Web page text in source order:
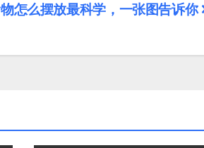
怎么摆放最科学，一张图告诉你